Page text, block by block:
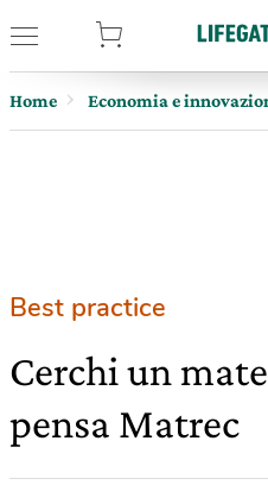
Home Economia e
Best practice
Cerchi un
pensa Matrec